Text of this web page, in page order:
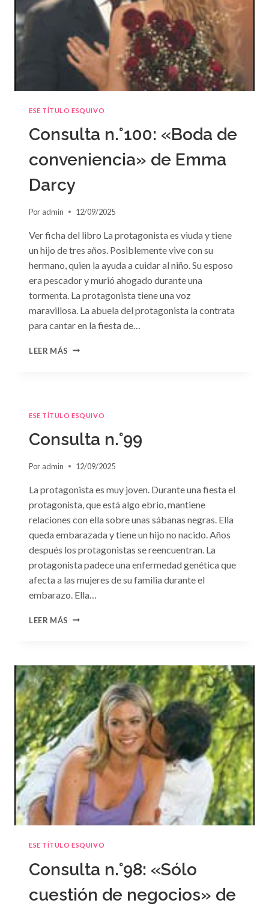
ESE TÍTULO ESQUIVO
Consulta n.°100: «Boda de
conveniencia» de Emma
Darcy
Por admin 12/09/2025
Ver ficha del libro La protagonista es viuda y tiene
un hijo de tres años. Posiblemente vive con su
hermano, quien la ayuda a cuidar al niño. Su esposo
era pescador y murió ahogado durante una
tormenta. La protagonista tiene una voz
maravillosa. La abuela del protagonista la contrata
para cantar en la fiesta de…
LEER MÁS CONSULTA
DE
EMMA
DARCY
ESE TÍTULO ESQUIVO
Consulta n.°99
Por admin 12/09/2025
La protagonista es muy joven. Durante una fiesta el
protagonista, que está algo ebrio, mantiene
relaciones con ella sobre unas sábanas negras. Ella
queda embarazada y tiene un hijo no nacido. Años
después los protagonistas se reencuentran. La
protagonista padece una enfermedad genética que
afecta a las mujeres de su familia durante el
embarazo. Ella…
LEER MÁS CONSULTA
ESE TÍTULO ESQUIVO
Consulta n.°98: «Sólo
cuestión de negocios» de